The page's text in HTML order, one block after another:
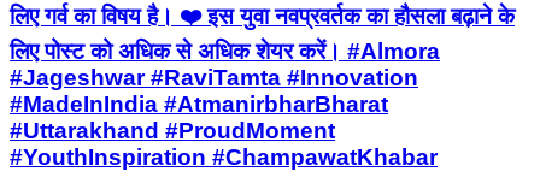
लिए गर्व का विषय है। ❤️ इस युवा नवप्रवर्तक का हौसला बढ़ाने के
लिए पोस्ट को अधिक से अधिक शेयर करें। #Almora
#Jageshwar #RaviTamta #Innovation
#MadeInIndia #AtmanirbharBharat
#Uttarakhand #ProudMoment
#YouthInspiration #ChampawatKhabar